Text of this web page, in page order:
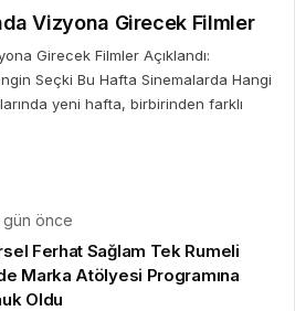
Vizyona Girecek Filmler
Girecek Filmler Açıklandı:
Seçki Bu Hafta Sinemalarda Hangi
yeni hafta, birbirinden farklı
gün önce
Ferhat Sağlam Tek Rumeli
Marka Atölyesi Programına
Oldu